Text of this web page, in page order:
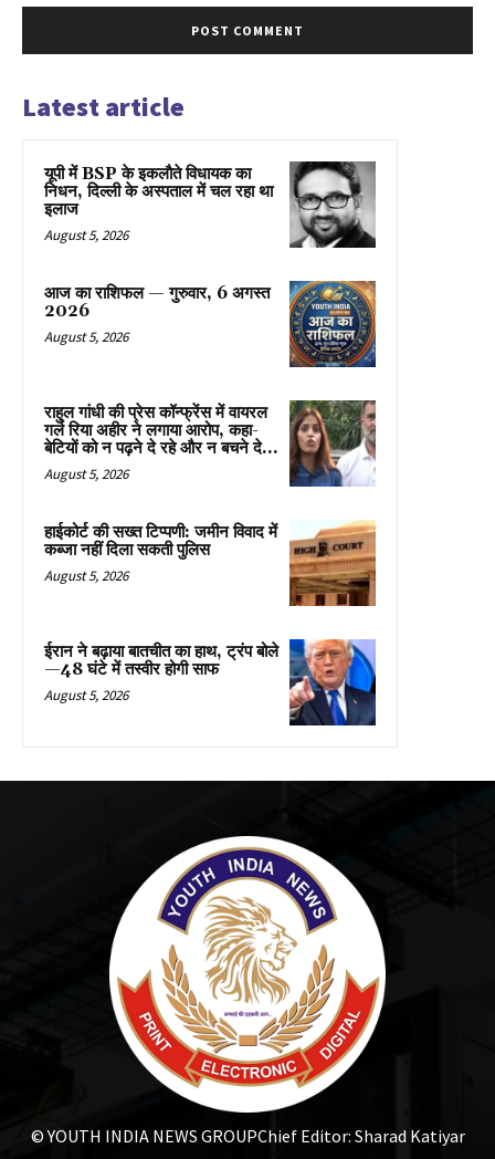
Latest article
यूपी में BSP के इकलाैते विधायक का
निधन, दिल्ली के अस्पताल में चल रहा था
इलाज
August 5, 2026
आज का राशिफल — गुरुवार, 6 अगस्त
2026
August 5, 2026
राहुल गांधी की प्रेस कॉन्फ्रेंस में वायरल
गर्ल रिया अहीर ने लगाया आरोप, कहा-
बेटियों को न पढ़ने दे रहे और न बचने दे...
August 5, 2026
हाईकोर्ट की सख्त टिप्पणी: जमीन विवाद में
कब्जा नहीं दिला सकती पुलिस
August 5, 2026
ईरान ने बढ़ाया बातचीत का हाथ, ट्रंप बोले
—48 घंटे में तस्वीर होगी साफ
August 5, 2026
© YOUTH INDIA NEWS GROUPChief Editor: Sharad Katiyar